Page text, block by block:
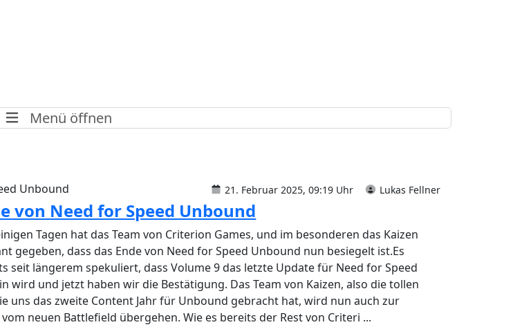
Menü öffnen
Unbound 21. Februar 2025, 09:19 Uhr Lukas Fellner
von Need for Speed Unbound
Tagen hat das Team von Criterion Games, und im besonderen das Kaizen
gegeben, dass das Ende von Need for Speed Unbound nun besiegelt ist.Es
seit längerem spekuliert, dass Volume 9 das letzte Update für Need for Speed
wird und jetzt haben wir die Bestätigung. Das Team von Kaizen, also die tollen
uns das zweite Content Jahr für Unbound gebracht hat, wird nun auch zur
neuen Battlefield übergehen. Wie es bereits der Rest von Criteri ...